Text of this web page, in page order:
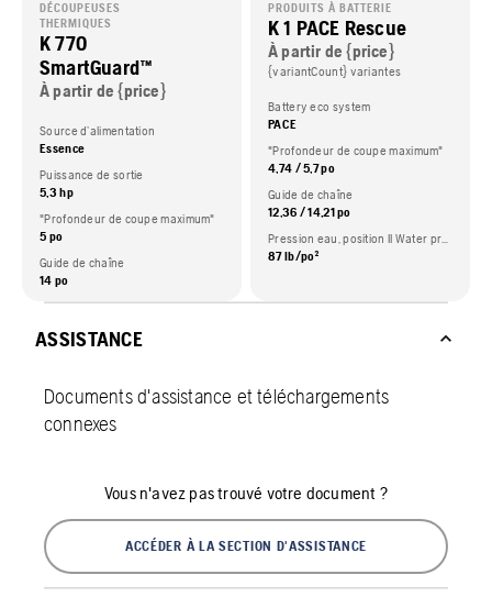
DÉCOUPEUSES
THERMIQUES
K 770
SmartGuard™
À partir de {price}
Source d’alimentation
Essence
Puissance de sortie
5,3 hp
"Profondeur de coupe maximum"
5 po
Guide de chaîne
14 po
PRODUITS À BATTERIE
K 1 PACE Rescue
À partir de {price}
{variantCount} variantes
Battery eco system
PACE
"Profondeur de coupe maximum"
4,74 / 5,7 po
Guide de chaîne
12,36 / 14,21 po
Pression eau, position II Water pressure II
87 lb/po²
ASSISTANCE
Documents d'assistance et téléchargements
connexes
Vous n'avez pas trouvé votre document ?
ACCÉDER À LA SECTION D'ASSISTANCE